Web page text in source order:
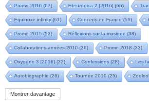
Promo 2016 (67) Electronica 2 [2016] (66)
Equinoxe infinity(61) Concerts en France (59)
Promo 2015 (53) Réflexions sur la musique (38)
Collaborations années 2010 (36) Promo 2018 (33)
Oxygène 3 [2016] (32) Confessions (28) Les
Autobiographie (26) Tournée 2010 (25)
Promo 2019(23)
Montrer davantage